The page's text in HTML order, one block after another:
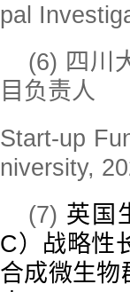
pal
(6) 四川
目负责人
Start-up
niversity,
(7) 英国
C）战略性
合成微生物